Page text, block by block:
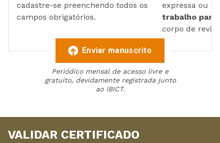
cadastre-se preenchendo todos os
campos obrigatórios.
expressa ou
trabalho para
corpo de
Enviar manuscrito
Periódico mensal de acesso livre e
gratuito, devidamente registrada junto
ao IBICT.
VALIDAR CERTIFICADO